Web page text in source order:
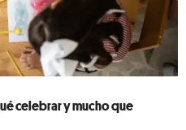
celebrar y mucho que